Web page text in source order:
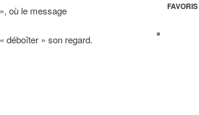
où le message
déboîter » son regard.
FAVORIS